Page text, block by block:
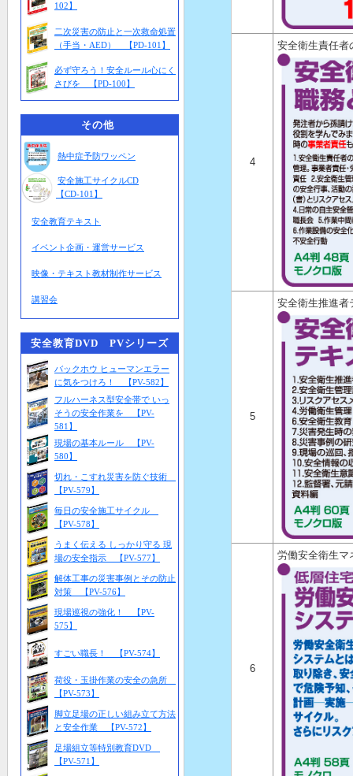
102】
二次災害の防止と一次救命処置
（手当・AED） 【PD-101】
必ず守ろう！安全ルール心にく
さびを 【PD-100】
その他
熱中症予防ワッペン
安全施工サイクルCD
【CD-101】
安全教育テキスト
イベント企画・運営サービス
映像・テキスト教材制作サービス
講習会
安全教育DVD PVシリーズ
バックホウ ヒューマンエラー
に気をつけろ！ 【PV-582】
フルハーネス型安全帯で いっ
そうの安全作業を 【PV-
581】
現場の基本ルール 【PV-
580】
切れ・こすれ災害を防ぐ技術
【PV-579】
毎日の安全施工サイクル
【PV-578】
うまく伝える しっかり守る 現
場の安全指示 【PV-577】
解体工事の災害事例とその防止
対策 【PV-576】
現場巡視の強化！ 【PV-
575】
すごい職長！ 【PV-574】
荷役・玉掛作業の安全の急所
【PV-573】
脚立足場の正しい組み立て方法
と安全作業 【PV-572】
足場組立等特別教育DVD
【PV-571】
4
安全衛生責任者
5
安全衛生推進者
6
労働安全衛生マ